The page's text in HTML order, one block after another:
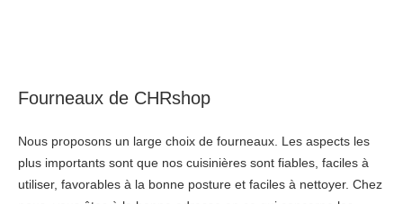
Fourneaux de CHRshop
Nous proposons un large choix de fourneaux. Les aspects les
plus importants sont que nos cuisinières sont fiables, faciles à
utiliser, favorables à la bonne posture et faciles à nettoyer. Chez